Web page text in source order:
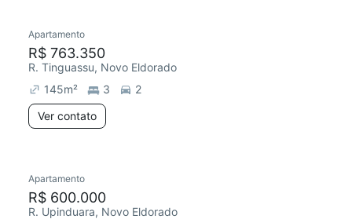
Apartamento
R$ 763.350
R. Tinguassu, Novo Eldorado
145m² 3
2
Ver contato
Apartamento
R$ 600.000
R. Upinduara, Novo Eldorado